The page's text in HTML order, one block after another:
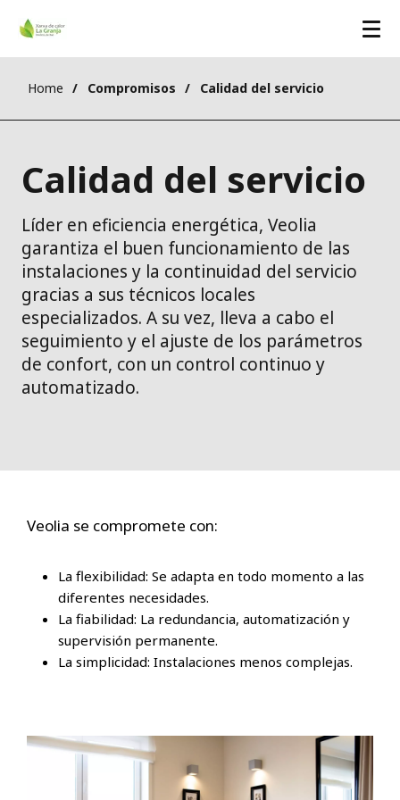
Home Compromisos Calidad del servicio
Calidad del servicio
Líder en eficiencia energética, Veolia
garantiza el buen funcionamiento de las
instalaciones y la continuidad del servicio
gracias a sus técnicos locales
especializados. A su vez, lleva a cabo el
seguimiento y el ajuste de los parámetros
de confort, con un control continuo y
automatizado.
Veolia se compromete con:
La flexibilidad: Se adapta en todo momento a las
diferentes necesidades.
La fiabilidad: La redundancia, automatización y
supervisión permanente.
La simplicidad: Instalaciones menos complejas.